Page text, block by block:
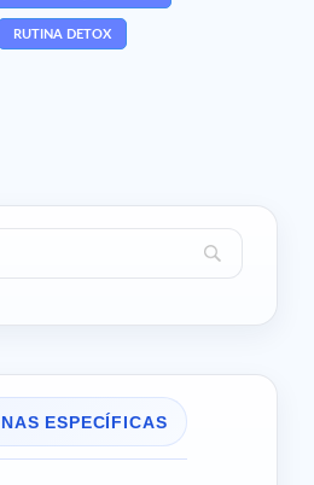
RUTINA DETOX
ESPECÍFICAS